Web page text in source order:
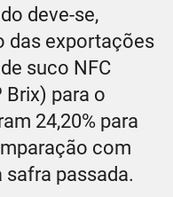
deve-se,
das exportações
suco NFC
Brix) para o
24,20% para
com
safra passada.